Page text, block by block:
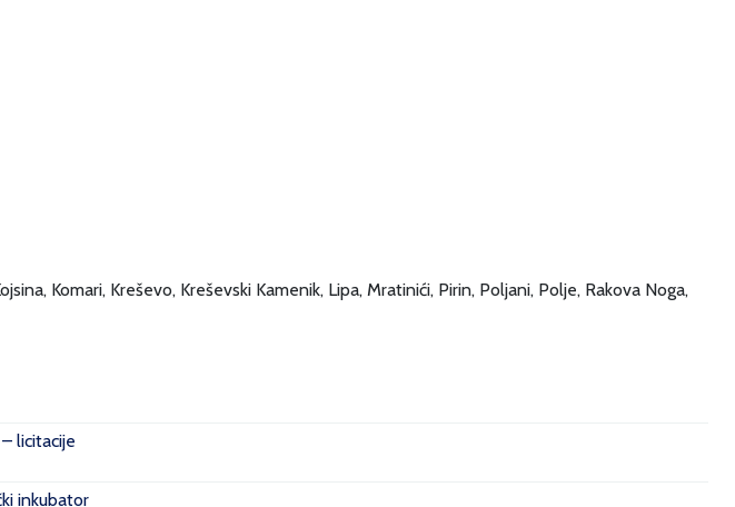
Komari, Kreševo, Kreševski Kamenik, Lipa, Mratinići, Pirin, Poljani, Polje, Rakova Noga,
licitacije
inkubator